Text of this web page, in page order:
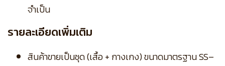
จำเป็น
รายละเอียดเพิ่มเติม
สินค้าขายเป็นชุด (เสื้อ + กางเกง) ขนาดมาตรฐาน SS–